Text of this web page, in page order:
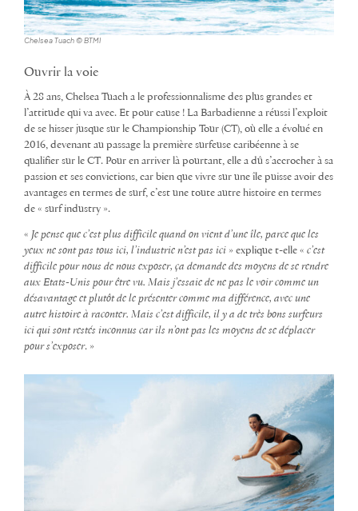
Chelsea Tuach © BTMI
Ouvrir la voie
À 28 ans, Chelsea Tuach a le professionnalisme des plus grandes et
l’attitude qui va avec. Et pour cause ! La Barbadienne a réussi l’exploit
de se hisser jusque sur le Championship Tour (CT), où elle a évolué en
2016, devenant au passage la première surfeuse caribéenne à se
qualifier sur le CT. Pour en arriver là pourtant, elle a dû s’accrocher à sa
passion et ses convictions, car bien que vivre sur une île puisse avoir des
avantages en termes de surf, c’est une toute autre histoire en termes
de « surf industry ».
« Je pense que c’est plus difficile quand on vient d’une île, parce que les
yeux ne sont pas tous ici, l’industrie n’est pas ici » explique t-elle « c’est
difficile pour nous de nous exposer, ça demande des moyens de se rendre
aux Etats-Unis pour être vu. Mais j’essaie de ne pas le voir comme un
désavantage et plutôt de le présenter comme ma différence, avec une
autre histoire à raconter. Mais c’est difficile, il y a de très bons surfeurs
ici qui sont restés inconnus car ils n’ont pas les moyens de se déplacer
pour s’exposer. »